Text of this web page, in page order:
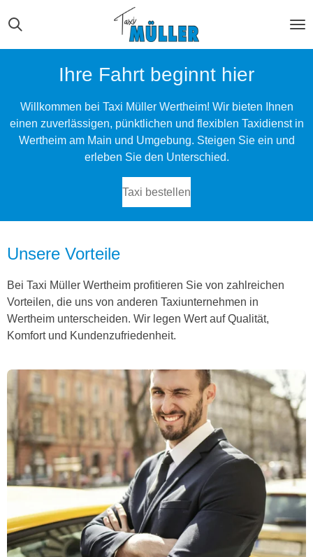
Zum
Hauptinhalt
springen
Ihre Fahrt beginnt hier
Willkommen bei Taxi Müller Wertheim! Wir bieten Ihnen
einen zuverlässigen, pünktlichen und flexiblen Taxidienst in
Wertheim am Main und Umgebung. Steigen Sie ein und
erleben Sie den Unterschied.
Taxi bestellen
Unsere Vorteile
Bei Taxi Müller Wertheim profitieren Sie von zahlreichen
Vorteilen, die uns von anderen Taxiunternehmen in
Wertheim unterscheiden. Wir legen Wert auf Qualität,
Komfort und Kundenzufriedenheit.